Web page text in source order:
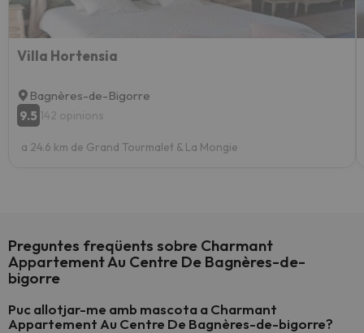
Villa Hortensia
Bagnères-de-Bigorre
9.5 142 opinions
a 24.6 km de Grand Tourmalet & La Mongie
Preguntes freqüents sobre Charmant
Appartement Au Centre De Bagnères-de-
bigorre
Puc allotjar-me amb mascota a Charmant
Appartement Au Centre De Bagnères-de-bigorre?